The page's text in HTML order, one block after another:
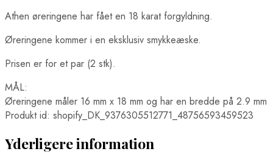
Athen øreringene har fået en 18 karat forgyldning.
Øreringene kommer i en eksklusiv smykkeæske.
Prisen er for et par (2 stk).
MÅL:
Øreringene måler 16 mm x 18 mm og har en bredde på 2.9 mm
Produkt id: shopify_DK_9376305512771_48756593459523
Yderligere information